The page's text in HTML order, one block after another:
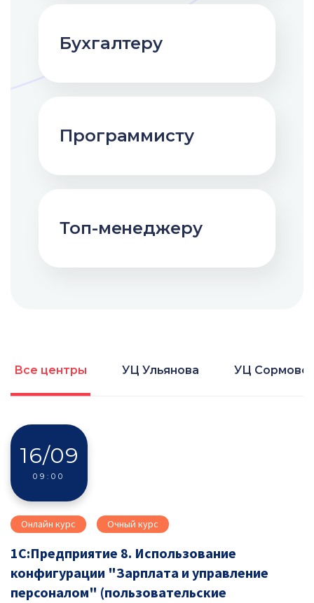
Бухгалтеру
Программисту
Топ-менеджеру
Все центры УЦ Ульянова УЦ Сормово
16/09
09:00
Онлайн курс Очный курс
1С:Предприятие 8. Использование
конфигурации "Зарплата и управление
персоналом" (пользовательские